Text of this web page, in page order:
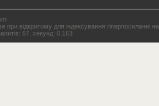
при відкритому для індексування гіперпосиланні
67, секунд: 0,163